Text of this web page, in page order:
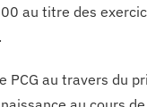
au titre des
au travers du